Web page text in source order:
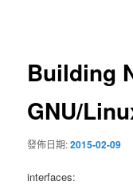
Building
GNU/
發佈日期:2015-02-09
interfaces: